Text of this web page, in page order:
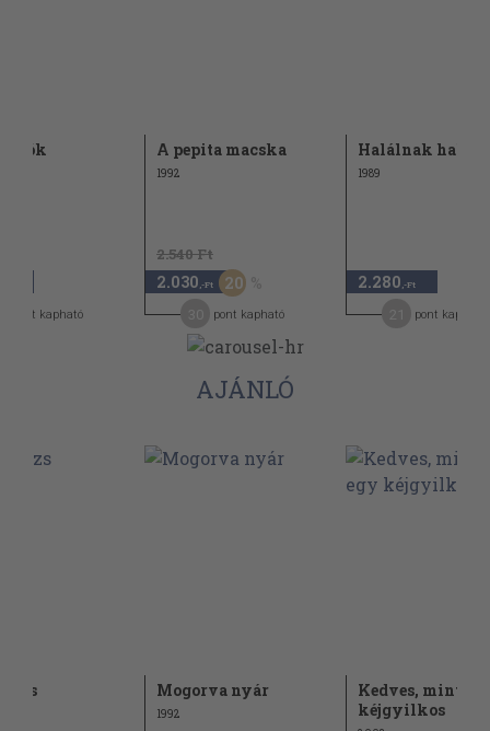
pont kapható
A pepita macska
1992
2.540 Ft
2.030 ,-Ft 20
pont kapható
Halálnak
1989
2.280 ,-Ft
pont kapható
AJÁNLÓ
Mogorva nyár
1992
Kedves, mint
kéjgyilkos